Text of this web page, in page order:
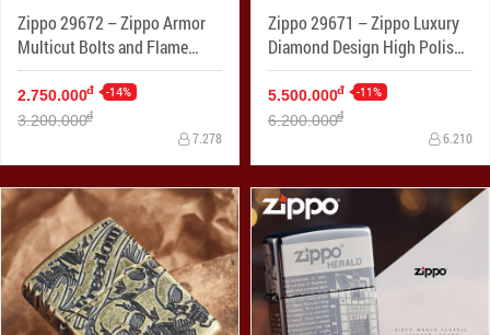
Zippo 29672 – Zippo Armor
Multicut Bolts and Flame
High Polish Chrome
2.750.000đ -14%
3.200.000đ
7.278
Zippo 29671 – Zippo Luxury
Diamond Design High Polish
Gold Plate
5.500.000đ -11%
6.200.000đ
6.210